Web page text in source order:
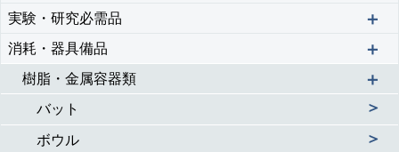
実験・研究必需品 ＋
消耗・器具備品 ＋
樹脂・金属容器類 ＋
バット ＞
ボウル ＞